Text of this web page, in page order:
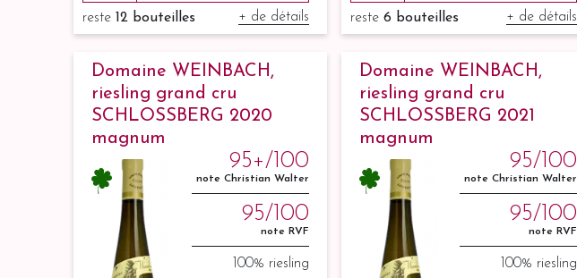
reste 12 bouteilles + de détails
reste 6 bouteilles + de détails
Domaine WEINBACH,
riesling grand cru
SCHLOSSBERG 2020
magnum
95+/100
note Christian Walter
95/100
note RVF
100% riesling
Domaine WEINBACH,
riesling grand cru
SCHLOSSBERG 2021
magnum
95/100
note Christian Walter
95/100
note RVF
100% riesling